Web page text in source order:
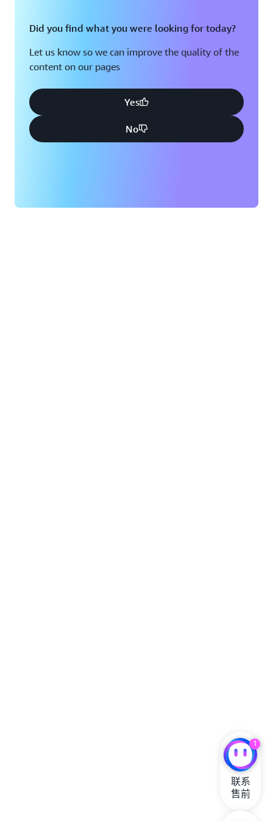
Did you find what you were looking for today?
Let us know so we can improve the quality of the
content on our pages
Yes
No
1
联系
售前